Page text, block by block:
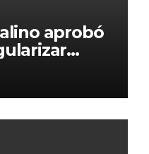
aprobó
y declarará
a “Toto”